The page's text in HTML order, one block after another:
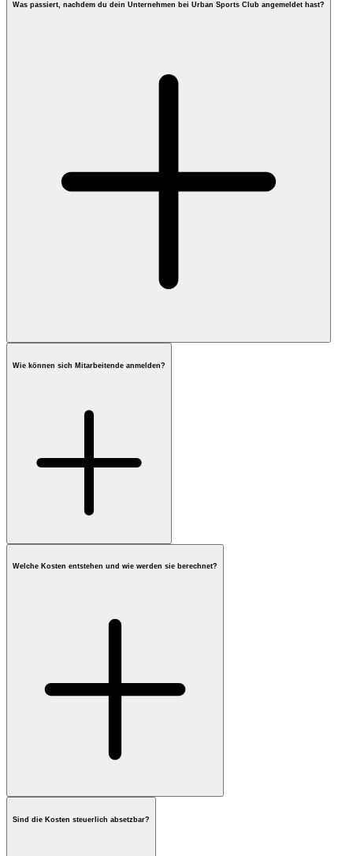
Was passiert, nachdem du dein Unternehmen bei Urban Sports Club angemeldet hast?
Wie können sich Mitarbeitende anmelden?
Welche Kosten entstehen und wie werden sie berechnet?
Sind die Kosten steuerlich absetzbar?